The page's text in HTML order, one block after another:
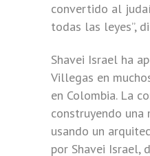
convertido al
todas las leyes”,
Shavei Israel ha
Villegas en
en Colombia. La
construyendo una
usando un
por Shavei Israel,